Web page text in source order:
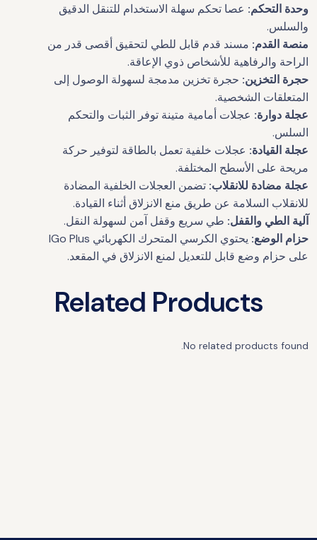
وحدة التحكم: عصا تحكم سهلة الاستخدام للتنقل الدقيق
والسلس.
منصة القدم: مسند قدم قابل للطي لتحقيق أقصى قدر من
الراحة والرفاهية للأشخاص ذوي الإعاقة.
حجرة التخزين: حجرة تخزين مدمجة لسهولة الوصول إلى
المتعلقات الشخصية.
عجلة دوارة: عجلات أمامية متينة توفر الثبات والتحكم
السلس.
عجلة القيادة: عجلات خلفية تعمل بالطاقة لتوفير حركة
مريحة على الأسطح المختلفة.
عجلة مضادة للانقلاب: تضمن العجلات الخلفية المضادة
للانقلاب السلامة عن طريق منع الانزلاق أثناء القيادة.
آلية الطي والقفل: طي سريع وقفل آمن لسهولة النقل.
حزام الوضع:
يحتوي الكرسي المتحرك الكهربائي IGo Plus
على حزام وضع قابل للتعديل لمنع الانزلاق في المقعد.
Related Products
No related products found.